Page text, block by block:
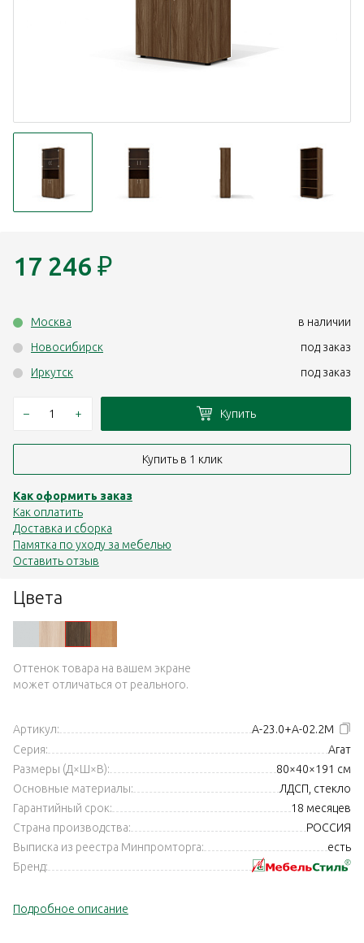
Цвета
Оттенок товара на вашем экране
может отличаться от реального.
Артикул:
А-23.0+А-02.2М
Серия:
Агат
Размеры (Д×Ш×В):
80×40×191 см
Основные материалы:
ЛДСП, стекло
Гарантийный срок:
18 месяцев
Страна производства:
РОССИЯ
Выписка из реестра Минпромторга:
есть
Бренд:
Подробное описание
17 246 ₽
Москва
в наличии
Новосибирск
под заказ
Иркутск
под заказ
– + Купить
Купить в 1 клик
Как оформить заказ
Как оплатить
Доставка и сборка
Памятка по уходу за мебелью
Оставить отзыв